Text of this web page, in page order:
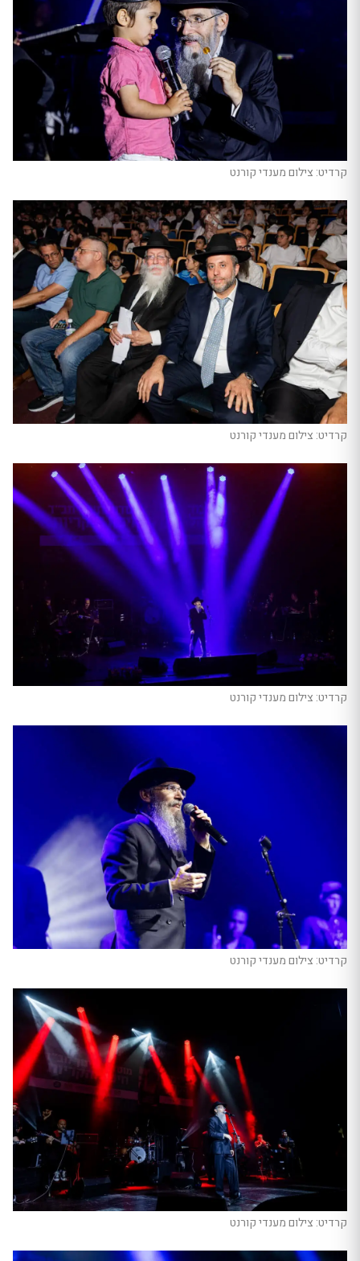
קרדיט: צילום מענדי קורנט
קרדיט: צילום מענדי קורנט
קרדיט: צילום מענדי קורנט
קרדיט: צילום מענדי קורנט
קרדיט: צילום מענדי קורנט